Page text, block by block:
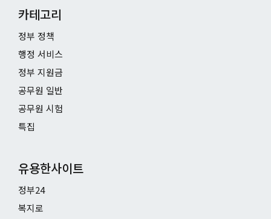
카테고리
정부 정책
행정 서비스
정부 지원금
공무원 일반
공무원 시험
특집
유용한사이트
정부24
복지로